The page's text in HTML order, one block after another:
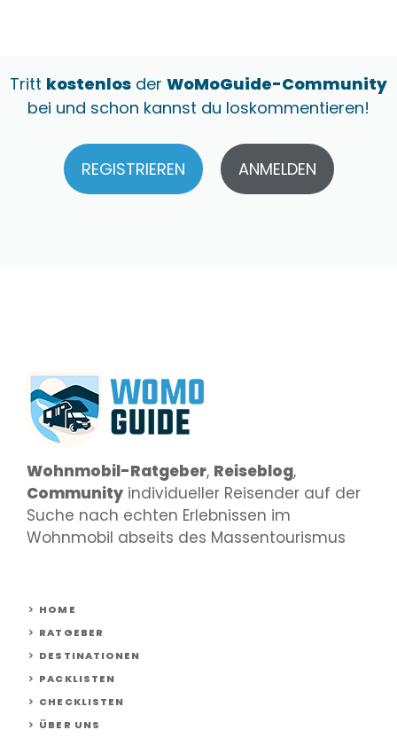
Tritt kostenlos der WoMoGuide-Community
bei und schon kannst du loskommentieren!
REGISTRIEREN ANMELDEN
Wohnmobil-Ratgeber, Reiseblog,
Community individueller Reisender auf der
Suche nach echten Erlebnissen im
Wohnmobil abseits des Massentourismus
HOME
RATGEBER
DESTINATIONEN
PACKLISTEN
CHECKLISTEN
ÜBER UNS